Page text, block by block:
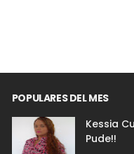
POPULARES DEL MES
Kessia
Pude!!